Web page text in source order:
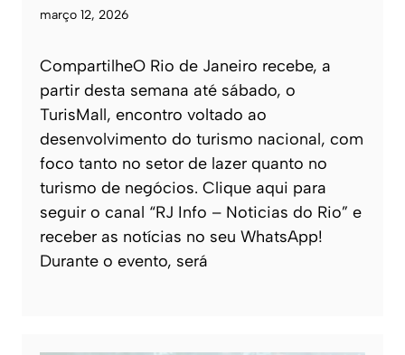
março 12, 2026
CompartilheO Rio de Janeiro recebe, a
partir desta semana até sábado, o
TurisMall, encontro voltado ao
desenvolvimento do turismo nacional, com
foco tanto no setor de lazer quanto no
turismo de negócios. Clique aqui para
seguir o canal “RJ Info – Noticias do Rio” e
receber as notícias no seu WhatsApp!
Durante o evento, será